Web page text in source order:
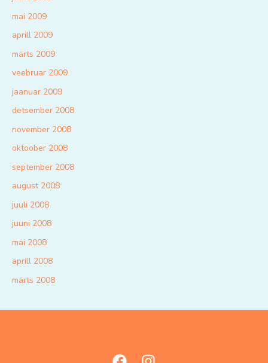
mai 2009
aprill 2009
märts 2009
veebruar 2009
jaanuar 2009
detsember 2008
november 2008
oktoober 2008
september 2008
august 2008
juuli 2008
juuni 2008
mai 2008
aprill 2008
märts 2008